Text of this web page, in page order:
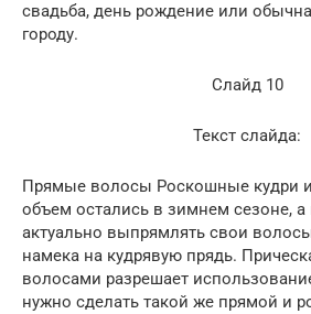
свадьба, день рождение или
городу.
Слайд 10
Текст слайда:
Прямые волосы Роскошные кудри
объем остались в зимнем сезоне, а
актуально выпрямлять свои
намека на кудрявую прядь.
волосами разрешает
нужно сделать такой же прямой и